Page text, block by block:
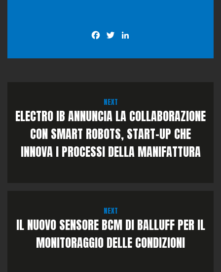
Facebook
Twitter
NEXT
ELECTRO IB ANNUNCIA LA COLLABORAZIONE
CON SMART ROBOTS, START-UP CHE
INNOVA I PROCESSI DELLA MANIFATTURA
NEXT
IL NUOVO SENSORE BCM DI BALLUFF PER IL
MONITORAGGIO DELLE CONDIZIONI